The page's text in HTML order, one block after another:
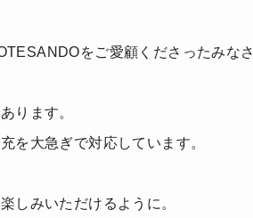
をご愛顧くださったみな
ります。
を大急ぎで対応しています。
しみいただけるように。